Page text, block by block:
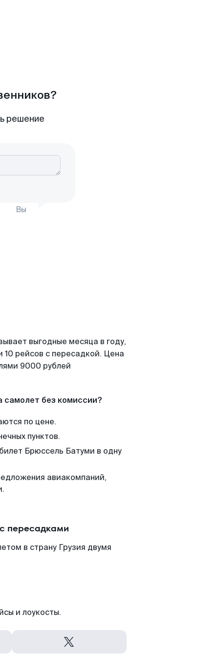
решение
Вы
выгодные месяца в году,
рейсов с пересадкой. Цена
9000 рублей
самолет без комиссии?
по цене.
пунктов.
Брюссель Батуми в одну
авиакомпаний,
пересадками
в страну Грузия двумя
и лоукосты.